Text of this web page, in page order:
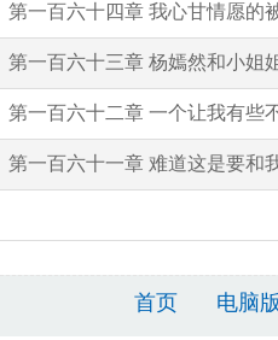
第一百六十四章 我心甘情愿的
第一百六十三章 杨嫣然和小姐
第一百六十二章 一个让我有些
第一百六十一章 难道这是要和
首页 电脑版